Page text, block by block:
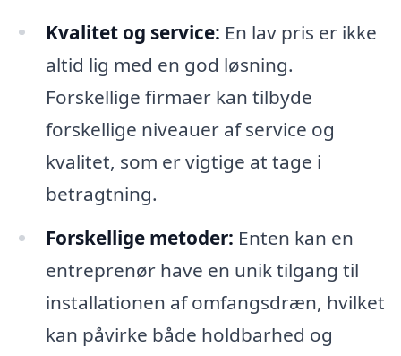
Kvalitet og service: En lav pris er ikke
altid lig med en god løsning.
Forskellige firmaer kan tilbyde
forskellige niveauer af service og
kvalitet, som er vigtige at tage i
betragtning.
Forskellige metoder: Enten kan en
entreprenør have en unik tilgang til
installationen af omfangsdræn, hvilket
kan påvirke både holdbarhed og